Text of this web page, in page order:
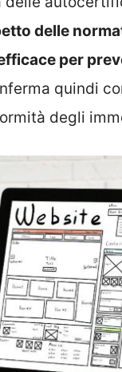
delle
per
quindi
degli